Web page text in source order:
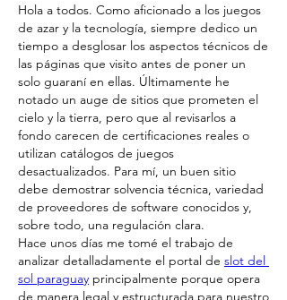
Hola a todos. Como aficionado a los juegos
de azar y la tecnología, siempre dedico un
tiempo a desglosar los aspectos técnicos de
las páginas que visito antes de poner un
solo guaraní en ellas. Últimamente he
notado un auge de sitios que prometen el
cielo y la tierra, pero que al revisarlos a
fondo carecen de certificaciones reales o
utilizan catálogos de juegos
desactualizados. Para mí, un buen sitio
debe demostrar solvencia técnica, variedad
de proveedores de software conocidos y,
sobre todo, una regulación clara.
Hace unos días me tomé el trabajo de
analizar detalladamente el portal de slot del
sol paraguay principalmente porque opera
de manera legal y estructurada para nuestro